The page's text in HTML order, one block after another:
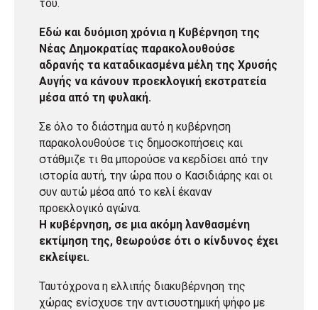
του.
Εδώ και δυόμιση χρόνια η Κυβέρνηση της
Νέας Δημοκρατίας παρακολουθούσε
αδρανής τα καταδικασμένα μέλη της Χρυσής
Αυγής να κάνουν προεκλογική εκστρατεία
μέσα από τη φυλακή.
Σε όλο το διάστημα αυτό η κυβέρνηση
παρακολουθούσε τις δημοσκοπήσεις και
στάθμιζε τι θα μπορούσε να κερδίσει από την
ιστορία αυτή, την ώρα που ο Κασιδιάρης και οι
συν αυτώ μέσα από το κελί έκαναν
προεκλογικό αγώνα.
Η κυβέρνηση, σε μια ακόμη λανθασμένη
εκτίμηση της, θεωρούσε ότι ο κίνδυνος έχει
εκλείψει.
Ταυτόχρονα η ελλιπής διακυβέρνηση της
χώρας ενίσχυσε την αντισυστημική ψήφο με